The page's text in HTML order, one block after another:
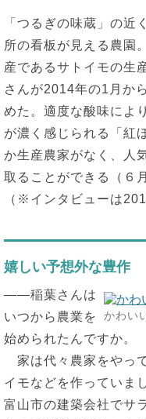
「つるぎの味蔵」の近
所の看板が見える農園
産であるサトイモの生
さんが2014年の1月か
めた。適度な酸味によ
が濃く感じられる「紅
か生産農家がなく、人
取ることができる（６
（※インタビューは
嬉しい予想外な豊作
かわい
――稲葉さんは
いつから農業を
始められたんですか。
家は代々農家をやっ
イモなどを作っていま
富山市の建築会社でサ